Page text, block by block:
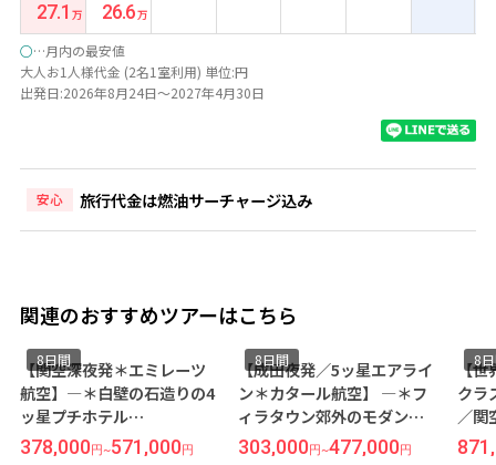
27.1 26.6
○…月内の最安値
大人お1人様代金 (2名1室利用) 単位:円
出発日:2026年8月24日～2027年4月30日
安心 旅行代金は燃油サーチャージ込み
関連のおすすめツアーはこちら
【関空深夜発＊エミレーツ
航空】―＊白壁の石造りの4
ッ星プチホテル
『Theoxenia Boutique
8日間
378,000円~571,000円
【成田夜発／5ッ星エアライ
ン＊カタール航空】 ―＊フ
ィラタウン郊外のモダンな5
ッ星リゾート『マジェステ
8日間
303,000円~477,000円
【
クラ
／関
ュア
8